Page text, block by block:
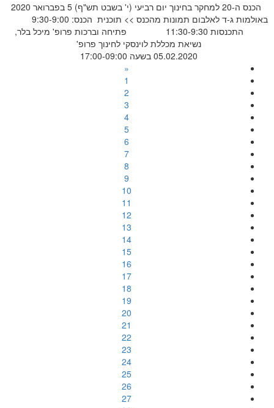
הכנס ה-20 למחקר בחינוך יום רביעי (י' בשבט תש"ף) 5 בפברואר 2020
באולמות ג-ד לאלבום תמונות מהכנס >> תוכנית הכנס: 9:30-9:00
התכנסות 11:30-9:30 פתיחה וברכות פרופ' מיכל בלר,
נשיאת מכללת לוינסקי לחינוך פרופ'
05.02.2020 בשעה 17:00-09:00
«
1
2
3
4
5
6
7
8
9
10
11
12
13
14
15
16
17
18
19
20
21
22
23
24
25
26
27